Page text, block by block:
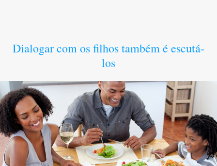
Dialogar com os filhos também é escutá-
los